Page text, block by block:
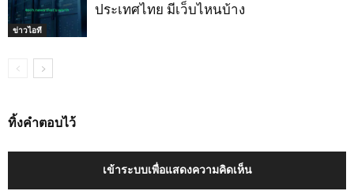
ข่าวไอที
ประเทศไทย มีเว็บไหนบ้าง
ทิ้งคำตอบไว้
เข้าระบบเพื่อแสดงความคิดเห็น